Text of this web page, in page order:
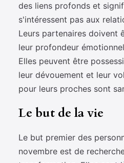
des liens profonds et
s'intéressent pas aux
Leurs partenaires doivent
leur profondeur
Elles peuvent être
leur dévouement et leur
pour leurs proches sont
Le but de la vie
Le but premier des
novembre est de